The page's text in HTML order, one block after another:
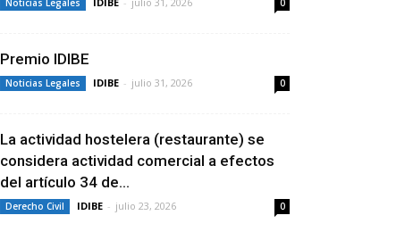
Noticias Legales 0
Premio IDIBE
Noticias Legales IDIBE - julio 31, 2026 0
La actividad hostelera (restaurante) se
considera actividad comercial a efectos
del artículo 34 de...
Derecho Civil IDIBE - julio 23, 2026 0